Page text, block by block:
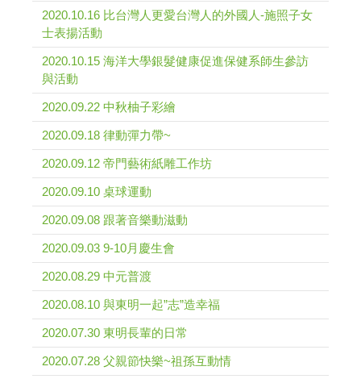
2020.10.16 比台灣人更愛台灣人的外國人-施照子女
士表揚活動
2020.10.15 海洋大學銀髮健康促進保健系師生參訪
與活動
2020.09.22 中秋柚子彩繪
2020.09.18 律動彈力帶~
2020.09.12 帝門藝術紙雕工作坊
2020.09.10 桌球運動
2020.09.08 跟著音樂動滋動
2020.09.03 9-10月慶生會
2020.08.29 中元普渡
2020.08.10 與東明一起”志”造幸福
2020.07.30 東明長輩的日常
2020.07.28 父親節快樂~祖孫互動情